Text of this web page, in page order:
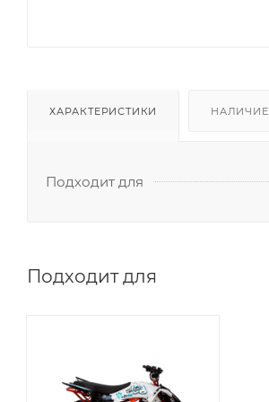
ХАРАКТЕРИСТИКИ НАЛИЧИЕ
Подходит для
Подходит для